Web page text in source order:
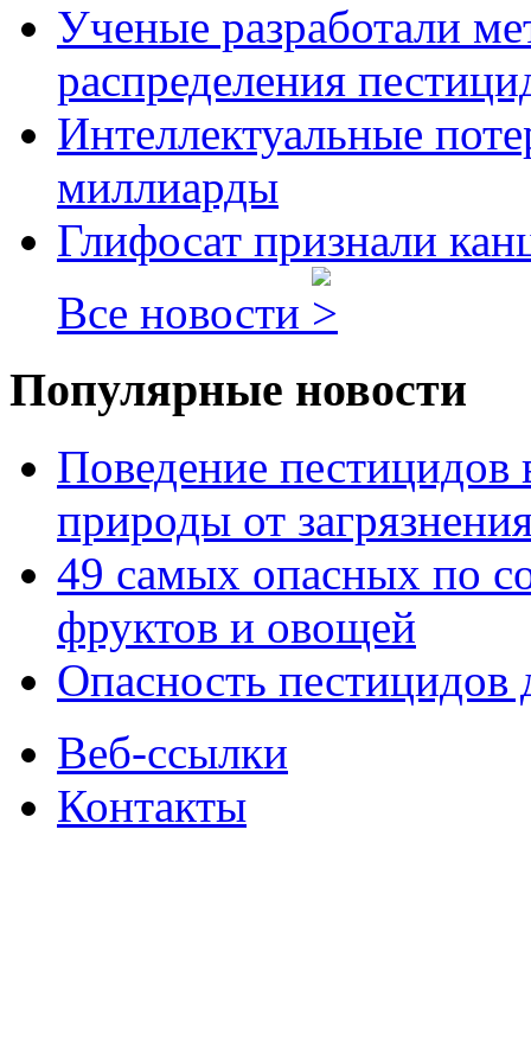
Ученые разработали
распределения
Интеллектуальные
миллиарды
Глифосат признали
Все новости
Популярные новости
Поведение
природы от
49 самых опасных по
фруктов и овощей
Опасность пестицидов
Веб-ссылки
Контакты